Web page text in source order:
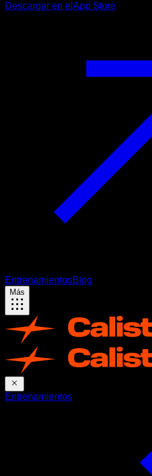
Descargar en el App Store
EntrenamientosBlog
Más
Entrenamientos